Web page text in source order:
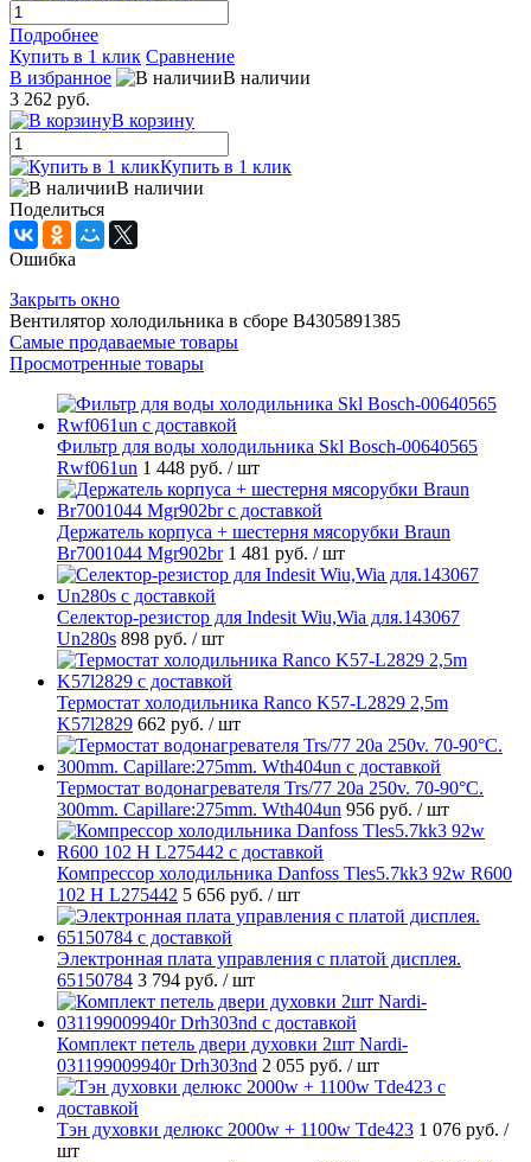
Подробнее
Купить в 1 клик Сравнение
В избранное
В наличии
3 262 руб.
В корзину
Купить в 1 клик
В наличии
Поделиться
Ошибка
Закрыть окно
Вентилятор холодильника в сборе B4305891385
Самые продаваемые товары
Просмотренные товары
Фильтр для воды холодильника Skl Bosch-00640565
Rwf061un 1 448 руб. / шт
Держатель корпуса + шестерня мясорубки Braun
Br7001044 Mgr902br 1 481 руб. / шт
Селектор-резистор для Indesit Wiu,Wia для.143067
Un280s 898 руб. / шт
Термостат холодильника Ranco K57-L2829 2,5m
K57l2829 662 руб. / шт
Термостат водонагревателя Trs/77 20a 250v. 70-90°C.
300mm. Capillare:275mm. Wth404un 956 руб. / шт
Компрессор холодильника Danfoss Tles5.7kk3 92w R600
102 H L275442 5 656 руб. / шт
Электронная плата управления с платой дисплея.
65150784 3 794 руб. / шт
Комплект петель двери духовки 2шт Nardi-
031199009940r Drh303nd 2 055 руб. / шт
Тэн духовки делюкс 2000w + 1100w Tde423 1 076 руб. /
шт